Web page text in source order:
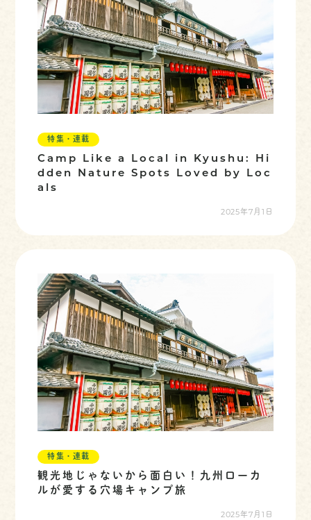
特集・連載
Camp Like a Local in Kyushu: Hi
dden Nature Spots Loved by Loc
als
2025年7月1日
特集・連載
観光地じゃないから面白い！九州ローカ
ルが愛する穴場キャンプ旅
2025年7月1日